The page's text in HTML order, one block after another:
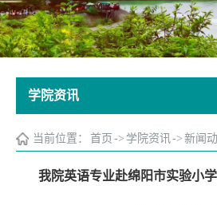
学院资讯
当前位置： 首页 -> 学院资讯-> 新闻
我院英语专业赴绵阳市实验小